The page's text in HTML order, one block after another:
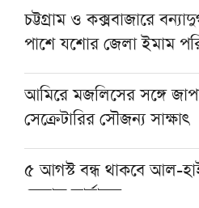
যুক্তরাষ্ট্রের অস্ত্র ভাণ্ডার
কড়া বার্তা
চট্টগ্রাম ও কক্সবাজারে
পাশে যশোর জেলা ইমাম
আমিরে মজলিসের সঙ্গে
সেক্রেটারির সৌজন্য সাক্ষাৎ
৫ আগস্ট বন্ধ থাকবে আল-
বেফাক কার্যালয়